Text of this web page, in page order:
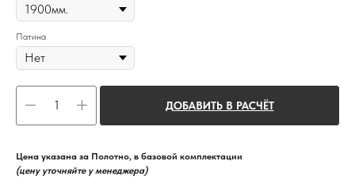
Патина
ДОБАВИТЬ В РАСЧЁТ
Цена указана за Полотно, в базовой комплектации
(цену уточняйте у менеджера)